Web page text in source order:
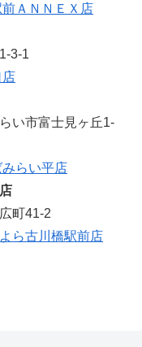
ＡＮＮＥＸ店
3-1
店
い市富士見ヶ丘1-
らい平店
町41-2
ら古川橋駅前店